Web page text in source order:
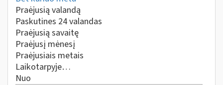
Praėjusią valandą
Paskutines 24 valandas
Praėjusią savaitę
Praėjusį mėnesį
Praėjusiais metais
Laikotarpyje…
Nuo